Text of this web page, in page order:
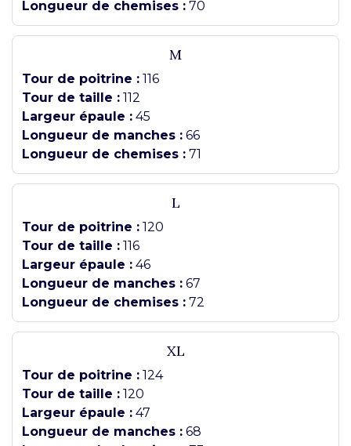
Longueur de chemises : 70
M
Tour de poitrine : 116
Tour de taille : 112
Largeur épaule : 45
Longueur de manches : 66
Longueur de chemises : 71
L
Tour de poitrine : 120
Tour de taille : 116
Largeur épaule : 46
Longueur de manches : 67
Longueur de chemises : 72
XL
Tour de poitrine : 124
Tour de taille : 120
Largeur épaule : 47
Longueur de manches : 68